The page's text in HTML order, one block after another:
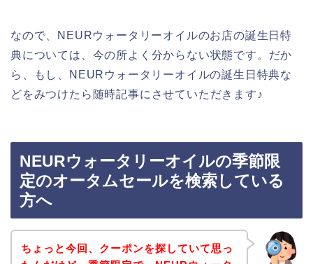
なので、NEURウォータリーオイルのお店の誕生日特
典については、今の所よく分からない状態です。だか
ら、もし、NEURウォータリーオイルの誕生日特典な
どをみつけたら随時記事にさせていただきます♪
NEURウォータリーオイルの季節限
定のオータムセールを検索している
方へ
ちょっと今回、クーポンを探していて思っ